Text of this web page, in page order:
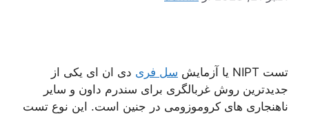
تست NIPT یا آزمایش سل فری دی ان ای یکی از
جدیدترین روش غربالگری برای سندرم داون و سایر
ناهنجاری های کروموزومی در جنین است. این نوع تست